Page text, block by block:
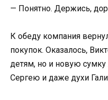
— Понятно. Держись,
К обеду компания
покупок. Оказалось,
детям, но и новую
Сергею и даже духи